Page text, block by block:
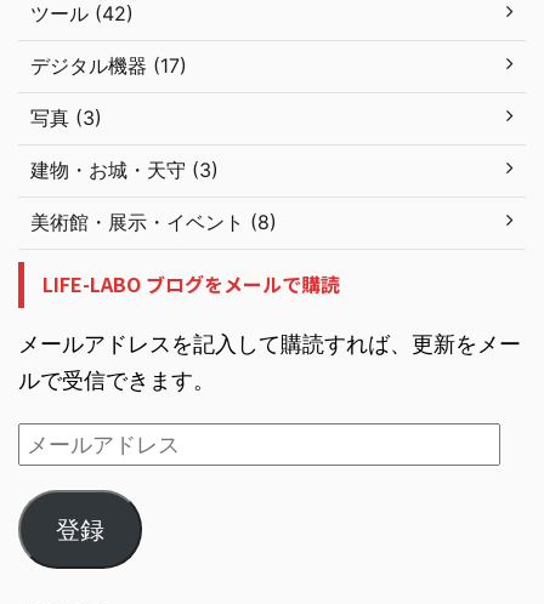
ツール (42)
デジタル機器 (17)
写真 (3)
建物・お城・天守 (3)
美術館・展示・イベント (8)
LIFE-LABO ブログをメールで購読
メールアドレスを記入して購読すれば、更新をメー
ルで受信できます。
登録